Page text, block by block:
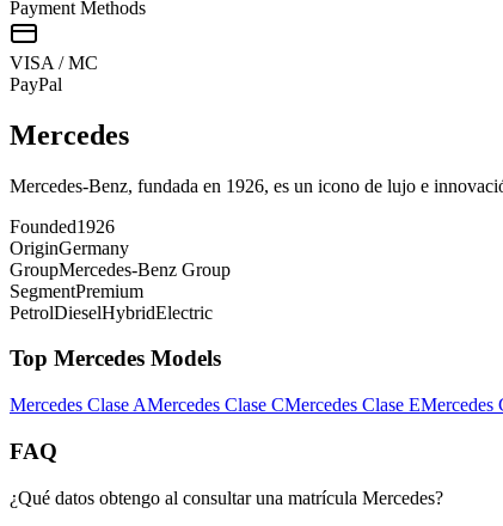
Payment Methods
VISA / MC
PayPal
Mercedes
Mercedes-Benz, fundada en 1926, es un icono de lujo e
Founded1926
OriginGermany
GroupMercedes-Benz Group
SegmentPremium
PetrolDieselHybridElectric
Top Mercedes Models
Mercedes Clase AMercedes Clase CMercedes Clase EMercedes
FAQ
¿Qué datos obtengo al consultar una matrícula Mercedes?